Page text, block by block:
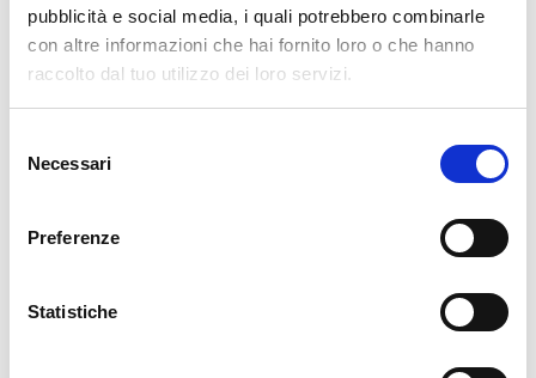
pubblicità e social media, i quali potrebbero combinarle
con altre informazioni che hai fornito loro o che hanno
raccolto dal tuo utilizzo dei loro servizi.
delNecessari
Preferenze
Statistiche
prestazioni di progetto anche dopo eventi di
compressione fino a 50 PSI.